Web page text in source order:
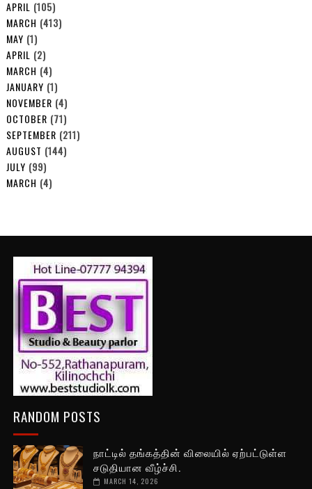
APRIL (105)
MARCH (413)
MAY (1)
APRIL (2)
MARCH (4)
JANUARY (1)
NOVEMBER (4)
OCTOBER (71)
SEPTEMBER (211)
AUGUST (144)
JULY (99)
MARCH (4)
RANDOM POSTS
நாட்டில் தங்கத்தின் விலையில் ஏற்பட்டுள்ள
சடுதியான வீழ்ச்சி.
MARCH 14, 2026